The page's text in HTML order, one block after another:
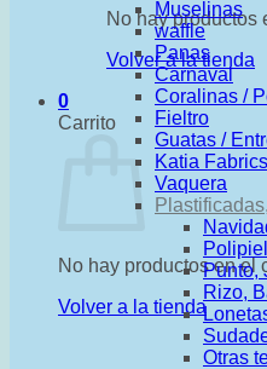
No hay productos
Volver a la tienda
0
Carrito
No hay productos en el
Volver a la tienda
Muselinas
waffle
Panas
Carnaval
Coralinas /
Fieltro
Guatas /
Katia Fabrics
Vaquera
Polipiel
Punto,
Rizo,
Otras